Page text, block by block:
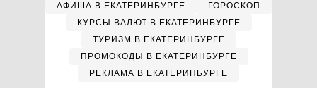
АФИША В ЕКАТЕРИНБУРГЕ
ГОРОСКОП
КУРСЫ ВАЛЮТ В ЕКАТЕРИНБУРГЕ
ТУРИЗМ В ЕКАТЕРИНБУРГЕ
ПРОМОКОДЫ В ЕКАТЕРИНБУРГЕ
РЕКЛАМА В ЕКАТЕРИНБУРГЕ